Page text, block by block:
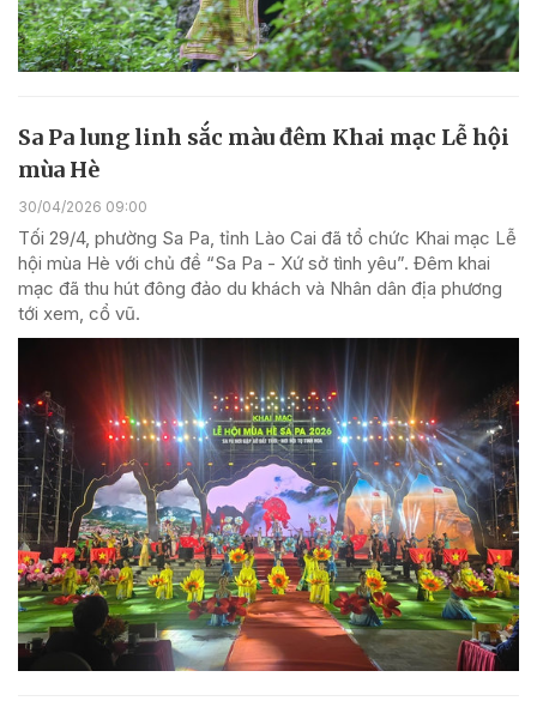
Sa Pa lung linh sắc màu đêm Khai mạc Lễ hội
mùa Hè
30/04/2026 09:00
Tối 29/4, phường Sa Pa, tỉnh Lào Cai đã tổ chức Khai mạc Lễ
hội mùa Hè với chủ đề “Sa Pa - Xứ sở tình yêu”. Đêm khai
mạc đã thu hút đông đảo du khách và Nhân dân địa phương
tới xem, cổ vũ.